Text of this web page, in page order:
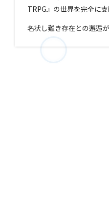
TRPG』の世界を完全に支
名状し難き存在との邂逅